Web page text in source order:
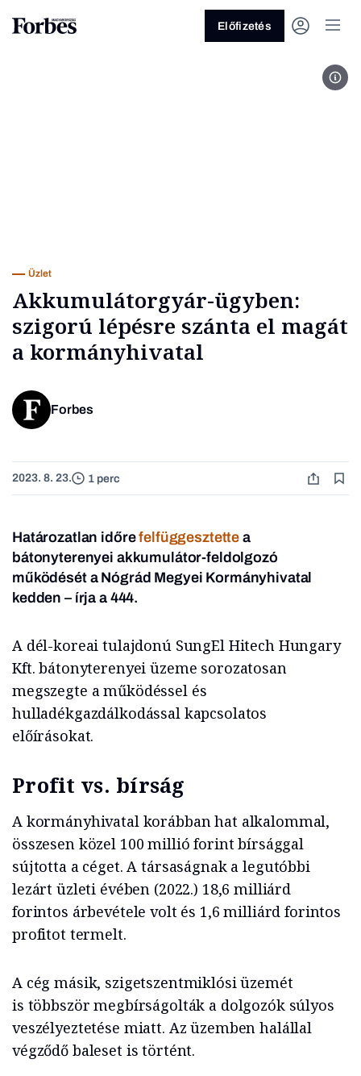
Előfizetés
Üzlet
Akkumulátorgyár-ügyben:
szigorú lépésre szánta el magát
a kormányhivatal
Forbes
2023. 8. 23. 1 perc
Határozatlan időrefelfüggesztette a
bátonyterenyei akkumulátor-feldolgozó
működését a Nógrád Megyei Kormányhivatal
kedden – írja a 444.
A dél-koreai tulajdonú SungEl Hitech Hungary
Kft. bátonyterenyei üzeme sorozatosan
megszegte a működéssel és
hulladékgazdálkodással kapcsolatos
előírásokat.
Profit vs. bírság
A kormányhivatal korábban hat alkalommal,
összesen közel 100 millió forint bírsággal
sújtotta a céget. A társaságnak a legutóbbi
lezárt üzleti évében (2022.) 18,6 milliárd
forintos árbevétele volt és 1,6 milliárd forintos
profitot termelt.
A cég másik, szigetszentmiklósi üzemét
is többször megbírságolták a dolgozók súlyos
veszélyeztetése miatt. Az üzemben halállal
végződő baleset is történt.